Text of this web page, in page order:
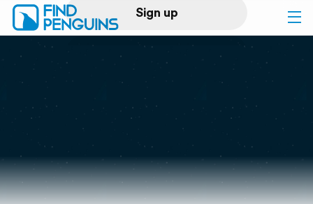
Sign up
Log in
Print a book
Flyover video